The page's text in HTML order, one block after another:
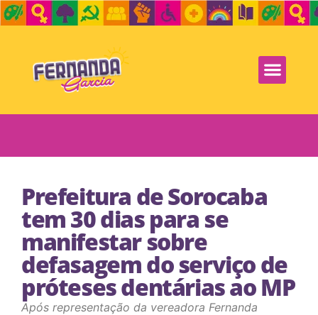
Prefeitura de Sorocaba
tem 30 dias para se
manifestar sobre
defasagem do serviço de
próteses dentárias ao MP
Após representação da vereadora Fernanda